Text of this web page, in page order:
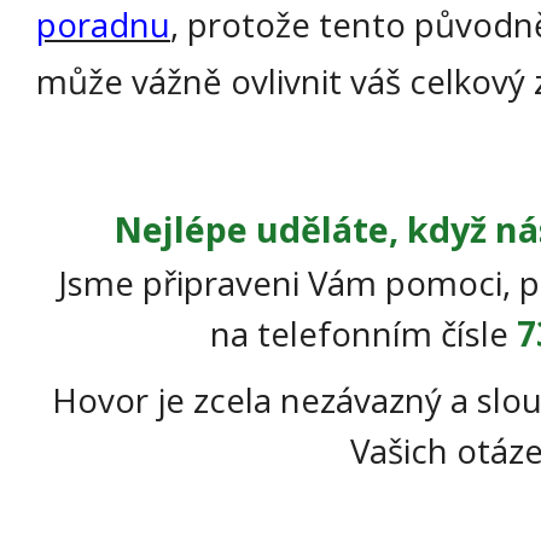
poradnu, protože tento
může vážně ovlivnit váš
Nejlépe uděláte, když
Jsme připraveni Vám pomoci,
na telefonním čísle
Hovor je zcela nezávazný a
Vašich